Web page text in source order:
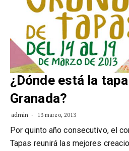
¿Dónde está la
Granada?
admin 13 marzo, 2013
Por quinto año consecutivo, el
Tapas reunirá las mejores